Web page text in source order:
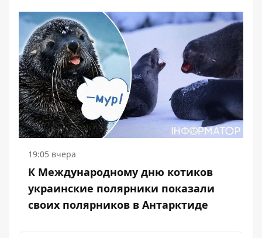
19:05 вчера
К Международному дню котиков
украинские полярники показали
своих полярников в Антарктиде